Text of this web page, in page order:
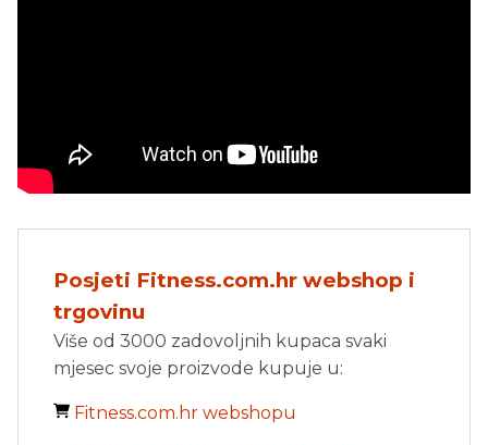
Posjeti Fitness.com.hr webshop i
trgovinu
Više od 3000 zadovoljnih kupaca svaki
mjesec svoje proizvode kupuje u:
Fitness.com.hr webshopu